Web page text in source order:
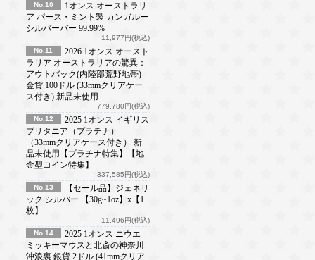
No.10
1オンス オーストラリ
ア パース・ミント製 カンガルー
シルバーバー 99.99%
11,977円(税込)
No.11
2026 1オンス オースト
ラリア オーストラリアの驚異：
アウトバック(内陸部荒野地帯)
金貨 100ドル (33mmクリアケー
ス付き) 新品未使用
779,780円(税込)
No.12
2025 1オンス イギリス
ブリタニア（プラチナ）
（33mmクリアケース付き） 新
品未使用【プラチナ特集】【地
金型コイン特集】
337,585円(税込)
No.13
【セール品】ジェネリ
ック シルバー 【30g~1oz】x【1
枚】
11,496円(税込)
No.14
2025 1オンス ニウエ
ミッキーマウスと北斎の神奈川
沖浪裏 銀貨 2ドル (41mmクリア